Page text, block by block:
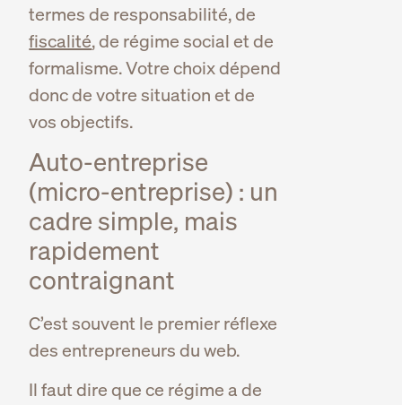
termes de responsabilité, de
fiscalité, de régime social et de
formalisme. Votre choix dépend
donc de votre situation et de
vos objectifs.
Auto-entreprise
(micro-entreprise) : un
cadre simple, mais
rapidement
contraignant
C’est souvent le premier réflexe
des entrepreneurs du web.
Il faut dire que ce régime a de